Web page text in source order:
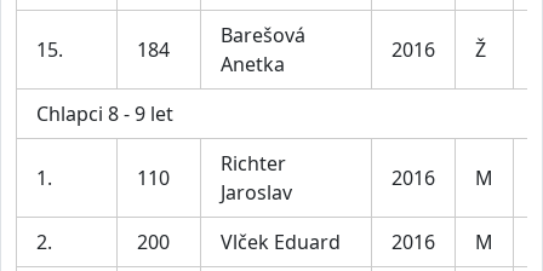
15. 184
Barešová
Anetka
2016 Ž
Chlapci 8 - 9 let
1. 110
Richter
Jaroslav
2016 M
2. 200 Vlček Eduard 2016 M